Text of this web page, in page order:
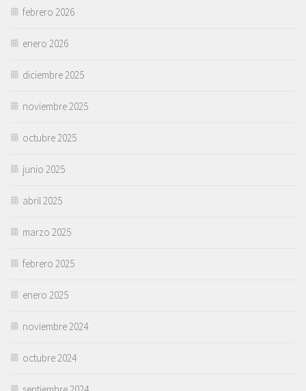
febrero 2026
enero 2026
diciembre 2025
noviembre 2025
octubre 2025
junio 2025
abril 2025
marzo 2025
febrero 2025
enero 2025
noviembre 2024
octubre 2024